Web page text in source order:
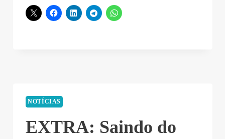
NOTÍCIAS
EXTRA: Saindo do